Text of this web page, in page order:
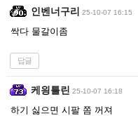
인벤너구리 25-10-07 16:15
싹다 물갈이좀
답글
케읭틀린 25-10-07 16:18
하기 싫으면 시팔 쫌 꺼져